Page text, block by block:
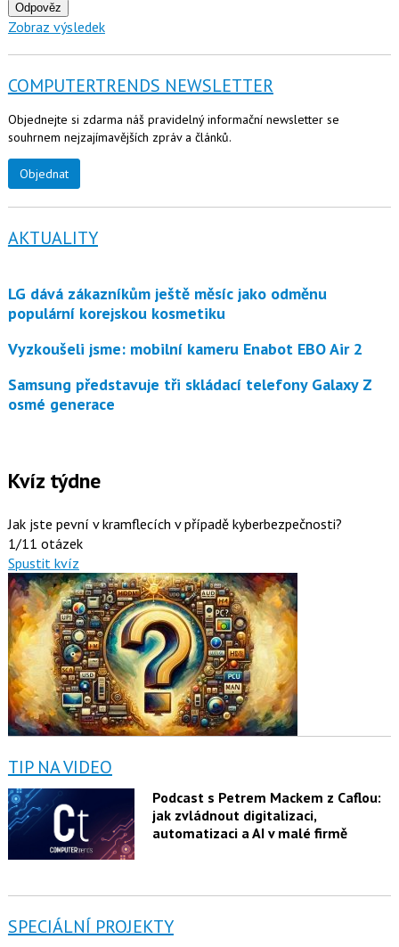
Odpověz
Zobraz výsledek
COMPUTERTRENDS NEWSLETTER
Objednejte si zdarma náš pravidelný informační newsletter se
souhrnem nejzajímavějších zpráv a článků.
Objednat
AKTUALITY
LG dává zákazníkům ještě měsíc jako odměnu
populární korejskou kosmetiku
Vyzkoušeli jsme: mobilní kameru Enabot EBO Air 2
Samsung představuje tři skládací telefony Galaxy Z
osmé generace
Kvíz týdne
Jak jste pevní v kramflecích v případě kyberbezpečnosti?
1/11 otázek
Spustit kvíz
TIP NA VIDEO
Podcast s Petrem Mackem z Caflou:
jak zvládnout digitalizaci,
automatizaci a AI v malé firmě
SPECIÁLNÍ PROJEKTY